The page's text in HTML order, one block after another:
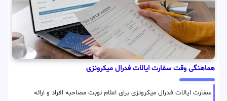
هماهنگی وقت سفارت ایالات فدرال میکرونزی
سفارت ایالات فدرال میکرونزی برای اعلام نوبت مصاحبه افراد و ارائه